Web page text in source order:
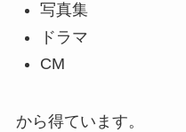
写真集
ドラマ
CM
から得ています。